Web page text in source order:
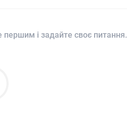
і задайте своє питання.